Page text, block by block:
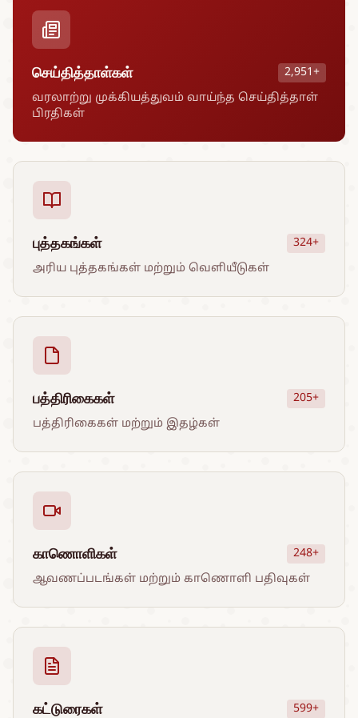
செய்தித்தாள்கள்
2,951+
வரலாற்று முக்கியத்துவம் வாய்ந்த செய்தித்தாள்
பிரதிகள்
புத்தகங்கள்
324+
அரிய புத்தகங்கள் மற்றும் வெளியீடுகள்
பத்திரிகைகள்
205+
பத்திரிகைகள் மற்றும் இதழ்கள்
காணொளிகள்
248+
ஆவணப்படங்கள் மற்றும் காணொளி பதிவுகள்
கட்டுரைகள்
599+